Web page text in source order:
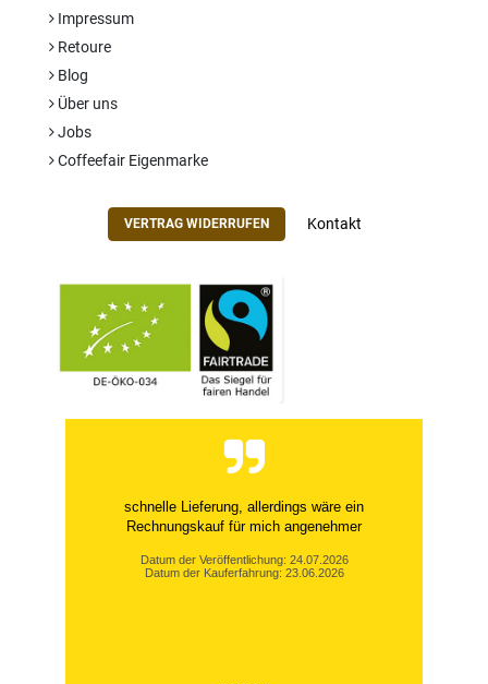
Impressum
Retoure
Blog
Über uns
Jobs
Coffeefair Eigenmarke
VERTRAG WIDERRUFEN Kontakt
schnelle Lieferung, allerdings wäre ein
Rechnungskauf für mich angenehmer
Datum der Veröffentlichung: 24.07.2026
Datum der Kauferfahrung: 23.06.2026